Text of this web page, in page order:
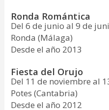
Ronda Romántica
Del 6 de junio al 9 de
Ronda (Málaga)
Desde el año 2013
Fiesta del Orujo
Del 11 de noviembre al
Potes (Cantabria)
Desde el año 2012